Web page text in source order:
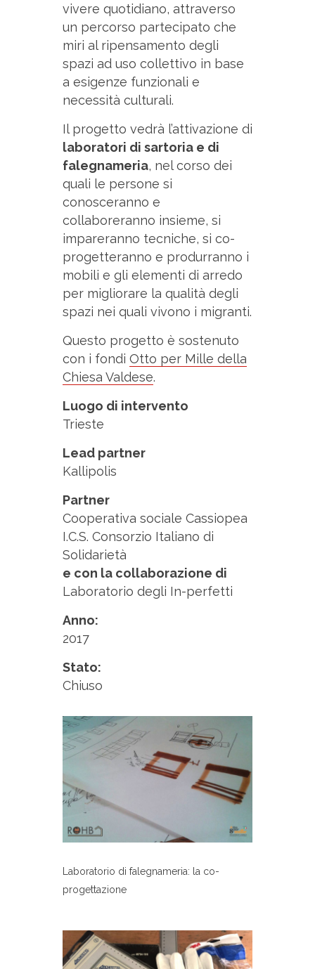
vivere quotidiano, attraverso
un percorso partecipato che
miri al ripensamento degli
spazi ad uso collettivo in base
a esigenze funzionali e
necessità culturali.
Il progetto vedrà l’attivazione di
laboratori di sartoria e di
falegnameria, nel corso dei
quali le persone si
conosceranno e
collaboreranno insieme, si
impareranno tecniche, si co-
progetteranno e produrranno i
mobili e gli elementi di arredo
per migliorare la qualità degli
spazi nei quali vivono i migranti.
Questo progetto è sostenuto
con i fondi Otto per Mille della
Chiesa Valdese.
Luogo di intervento
Trieste
Lead partner
Kallipolis
Partner
Cooperativa sociale Cassiopea
I.C.S. Consorzio Italiano di
Solidarietà
e con la collaborazione di
Laboratorio degli In-perfetti
Anno:
2017
Stato:
Chiuso
Laboratorio di falegnameria: la co-
progettazione